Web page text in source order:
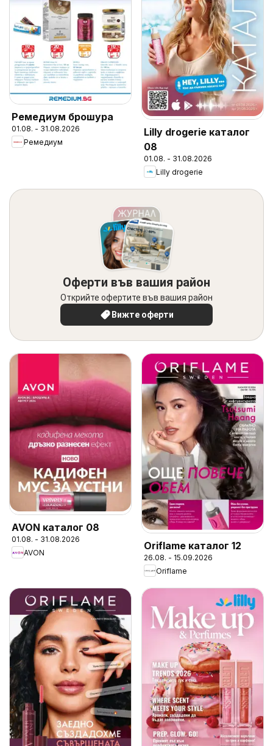
Ремедиум брошура
01.08. - 31.08.2026
Ремедиум
Lilly drogerie каталог
08
01.08. - 31.08.2026
Lilly drogerie
Оферти във вашия район
Открийте офертите във вашия район
Вижте оферти
AVON каталог 08
01.08. - 31.08.2026
AVON
Oriflame каталог 12
26.08. - 15.09.2026
Oriflame